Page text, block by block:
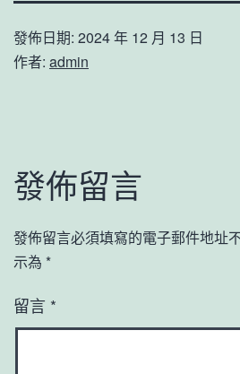
發佈日期: 2024 年 12 月 13 日
作者: admin
發佈留言
發佈留言必須填寫的電子郵件地址
示為 *
留言 *